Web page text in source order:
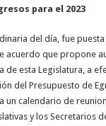
para el 2023
del día, fue
acuerdo que propone
de esta Legislatura, a
del Presupuesto de
un calendario de
y los Secretarios